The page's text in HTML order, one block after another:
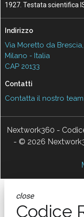
1927. Testata scientifica
Indirizzo
Via Moretto da Brescia,
Milano - Italia
CAP 20133
Contatti
Contatta il nostro
Nextwork360 -
- © 2026
close
Codice